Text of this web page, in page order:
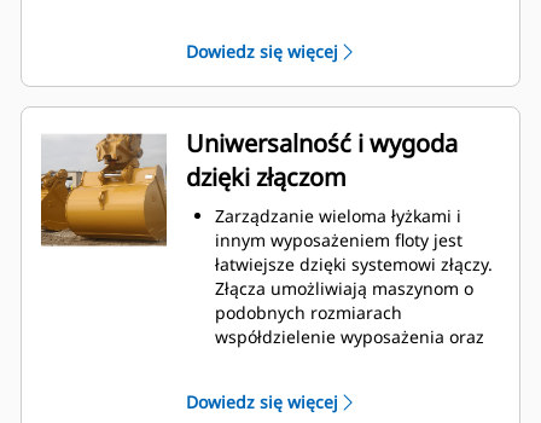
pozwalają utrzymać większość
materiału w łyżce podczas każdego
załadunku.
odpornej na ścieranie stali,
zwłaszcza w przypadku
podzespołów podatnych na
nadmierne zużycie.
Chroń najważniejsze, podatne na
zużycie obszary łyżki za pomocą
osprzętu do prac ziemnych (GET)
Cat.
Zwiększ produkcję w
wymagających zastosowaniach,
ułatw penetrację podczas
stertowania i skróć czas trwania
cyklu za pomocą systemu Cat®
Montuj i demontuj końcówki
Dowiedz się więcej
Uniwersalność i wygoda
dzięki złączom
Zarządzanie wieloma łyżkami i
innym wyposażeniem floty jest
łatwiejsze dzięki systemowi złączy.
Złącza umożliwiają maszynom o
podobnych rozmiarach
współdzielenie wyposażenia oraz
Łyżki, które można zamocować
Dowiedz się więcej